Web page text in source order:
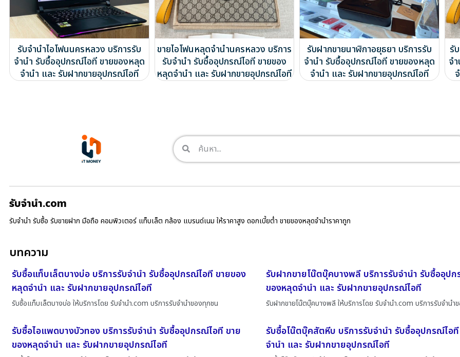
รับจำนำไอโฟนนครหลวง บริการรับ
จำนำ รับซื้ออุปกรณ์ไอที ขายของหลุด
จำนำ และ รับฝากขายอุปกรณ์ไอที
ขายไอโฟนหลุดจำนำนครหลวง บริการ
รับจำนำ รับซื้ออุปกรณ์ไอที ขายของ
หลุดจำนำ และ รับฝากขายอุปกรณ์ไอที
รับฝากขายนาฬิกาอยุธยา บริการรับ
จำนำ รับซื้ออุปกรณ์ไอที ขายของหลุด
จำนำ และ รับฝากขายอุปกรณ์ไอที
รั
จ
รับจํานํา.com
รับจำนำ รับซื้อ รับขายฝาก มือถือ คอมพิวเตอร์ แท็บเล็ต กล้อง แบรนด์เนม ให้ราคาสูง ดอกเบี้ยต่ำ ขายของหลุดจำนำราคาถูก
บทความ
รับซื้อแท็บเล็ตบางบ่อ บริการรับจำนำ รับซื้ออุปกรณ์ไอที ขายของ
หลุดจำนำ และ รับฝากขายอุปกรณ์ไอที
รับซื้อแท็บเล็ตบางบ่อ ให้บริการโดย รับจํานํา.com บริการรับจำนำของทุกชน
รับฝากขายโน๊ตบุ๊คบางพลี บริการรับจำนำ รับซื้ออุป
ของหลุดจำนำ และ รับฝากขายอุปกรณ์ไอที
รับฝากขายโน๊ตบุ๊คบางพลี ให้บริการโดย รับจํานํา.com บริการรับจำนำ
รับซื้อไอแพดบางบัวทอง บริการรับจำนำ รับซื้ออุปกรณ์ไอที ขาย
ของหลุดจำนำ และ รับฝากขายอุปกรณ์ไอที
รับซื้อโน๊ตบุ๊คสัตหีบ บริการรับจำนำ รับซื้ออุปกรณ์ไอ
จำนำ และ รับฝากขายอุปกรณ์ไอที